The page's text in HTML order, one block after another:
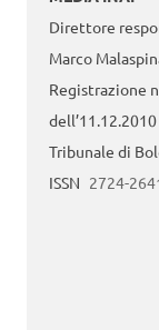
Direttore
Marco
Registrazione
Tribunale di
ISSN 2724-